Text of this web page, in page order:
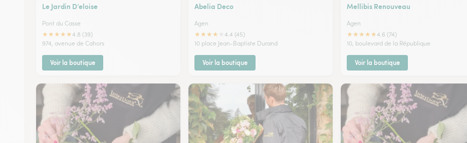
Le Jardin D’eloise
Pont du Casse
★★★★★4.8 (39)
974, avenue de Cahors
Voir la boutique
Abelia Deco
Agen
★★★★
4.4 (45)
10 place Jean-Baptiste Durand
Voir la boutique
Mellibis Renouveau
Agen
★★★★★4.6 (74)
10, boulevard de la République
Voir la boutique